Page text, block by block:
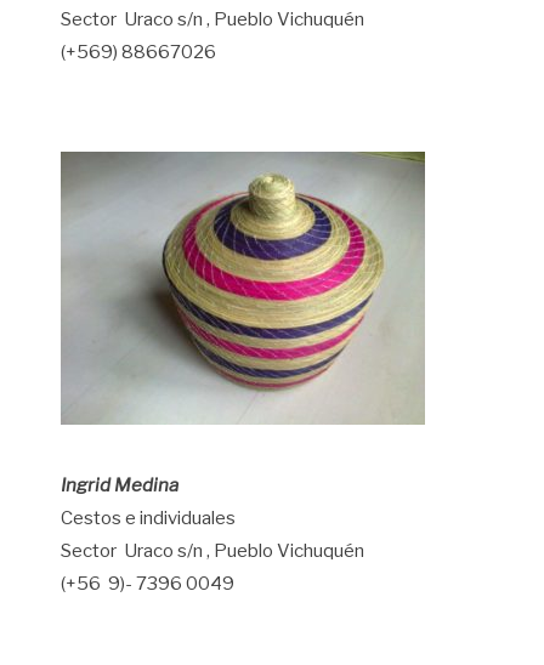
Sector Uraco s/n , Pueblo Vichuquén
(+569) 88667026
Ingrid Medina
Cestos e individuales
Sector Uraco s/n , Pueblo Vichuquén
(+56 9)- 7396 0049